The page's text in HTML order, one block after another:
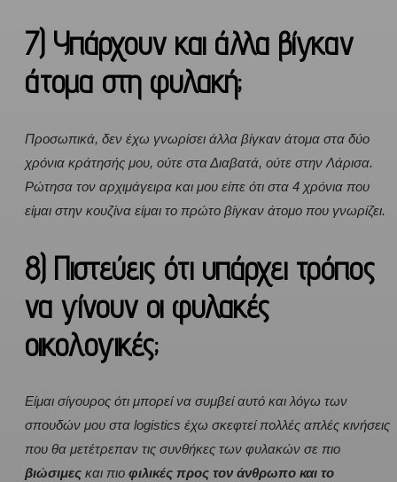
7) Υπάρχουν και άλλα βίγκαν
άτομα στη φυλακή;
Προσωπικά, δεν έχω γνωρίσει άλλα βίγκαν άτομα στα δύο
χρόνια κράτησής μου, ούτε στα Διαβατά, ούτε στην Λάρισα.
Ρώτησα τον αρχιμάγειρα και μου είπε ότι στα 4 χρόνια που
είμαι στην κουζίνα είμαι το πρώτο βίγκαν άτομο που γνωρίζει.
8) Πιστεύεις ότι υπάρχει τρόπος
να γίνουν οι φυλακές
οικολογικές;
Είμαι σίγουρος ότι μπορεί να συμβεί αυτό και λόγω των
σπουδών μου στα logistics έχω σκεφτεί πολλές απλές κινήσεις
που θα μετέτρεπαν τις συνθήκες των φυλακών σε πιο
βιώσιμες και πιο φιλικές προς τον άνθρωπο και το